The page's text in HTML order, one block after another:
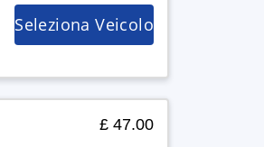
Seleziona Veicolo
£ 47.00